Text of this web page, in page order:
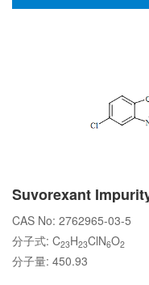
Suvorexant
CAS No: 2762965-03-5
分子式: C23H23ClN6O2
分子量: 450.93